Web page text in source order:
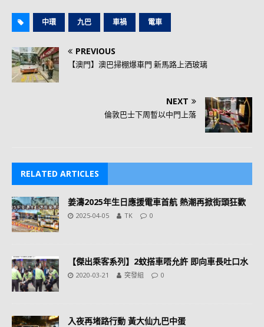
中環 九巴 車禍 電車
PREVIOUS
【澳門】澳巴掃棚爆車門 新馬路上洒玻璃
NEXT
倫敦巴士下周暫以中門上落
RELATED ARTICLES
姜濤2025年生日應援電車首航 熱潮再掀街頭狂歡
2025-04-05 TK 0
【傑出乘客系列】2蚊搭車唔允許 即向車長吐口水
2020-03-21 突發組 0
入夜再堵路行動 黃大仙九巴中蛋